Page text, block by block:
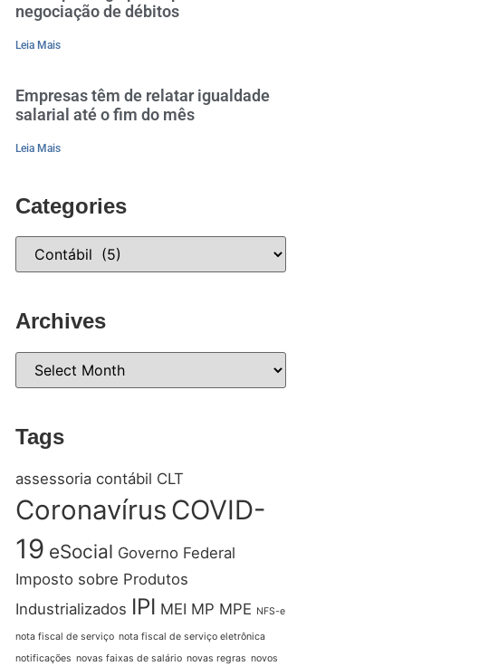
negociação de débitos
Leia Mais
Empresas têm de relatar igualdade
salarial até o fim do mês
Leia Mais
Categories
Archives
Tags
assessoria contábil CLT
Coronavírus COVID-
19 eSocial Governo Federal
Imposto sobre Produtos
Industrializados IPI MEI MP MPE NFS-e
nota fiscal de serviço nota fiscal de serviço eletrônica
notificações novas faixas de salário novas regras novos